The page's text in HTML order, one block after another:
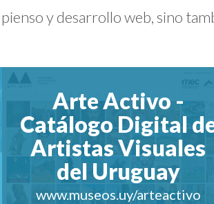
y desarrollo web, sino
Arte Activo -
Catálogo Digital
Artistas Visuales
del Uruguay
www.museos.uy/arteactivo